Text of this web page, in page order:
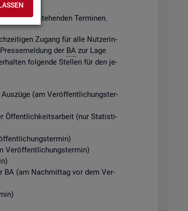
unten ste­hen­den Ter­mi­nen.
Zu­gang für alle Nut­ze­rin­
der BAzur Lage
fol­gen­de Stel­len für den je­
Aus­zü­ge (am Ver­öf­fent­li­chungs­ter­
Öf­fent­lich­keits­ar­beit (nur Sta­tis­ti­
Ver­öf­fent­li­chungs­ter­min)
BA (am Nach­mit­tag vor dem Ver­